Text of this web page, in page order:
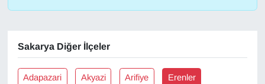
Sakarya Diğer İlçeler
Adapazari Akyazi Arifiye Erenler
Kamu Alımları